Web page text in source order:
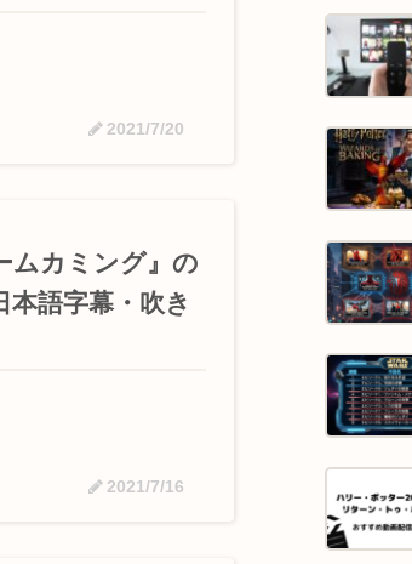
2021/7/20
ムカミング』の
語字幕・吹き
2021/7/16